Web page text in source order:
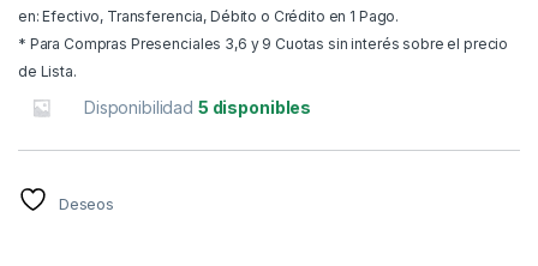
en: Efectivo, Transferencia, Débito o Crédito en 1 Pago.
* Para Compras Presenciales 3,6 y 9 Cuotas sin interés sobre el precio
de Lista.
Disponibilidad 5 disponibles
Deseos